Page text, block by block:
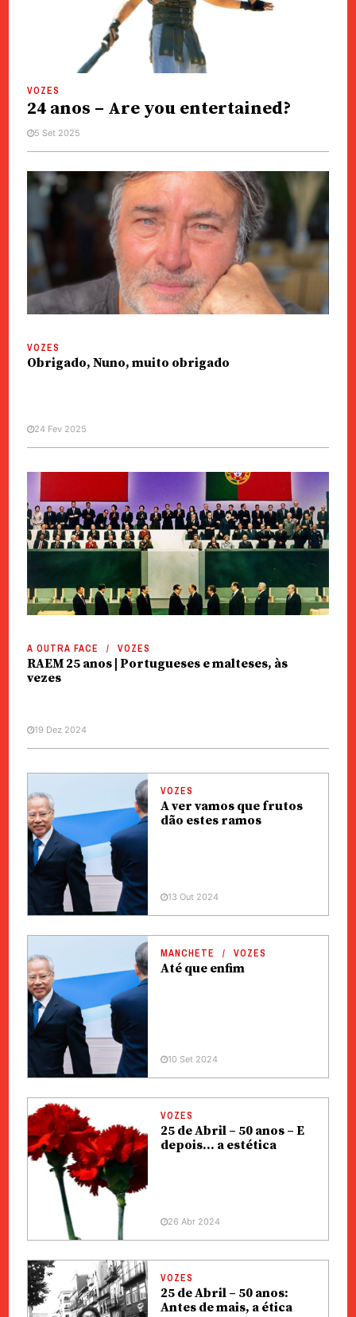
VOZES
24 anos – Are you entertained?
5 Set 2025
VOZES
Obrigado, Nuno, muito obrigado
24 Fev 2025
A OUTRA FACE VOZES
RAEM 25 anos | Portugueses e malteses, às
vezes
19 Dez 2024
VOZES
A ver vamos que frutos
dão estes ramos
13 Out 2024
MANCHETE VOZES
Até que enfim
10 Set 2024
VOZES
25 de Abril – 50 anos – E
depois… a estética
26 Abr 2024
VOZES
25 de Abril – 50 anos:
Antes de mais, a ética